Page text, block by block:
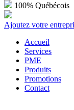
100% Québécois
Ajoutez votre
Accueil
Services
PME
Produits
Promotions
Contact